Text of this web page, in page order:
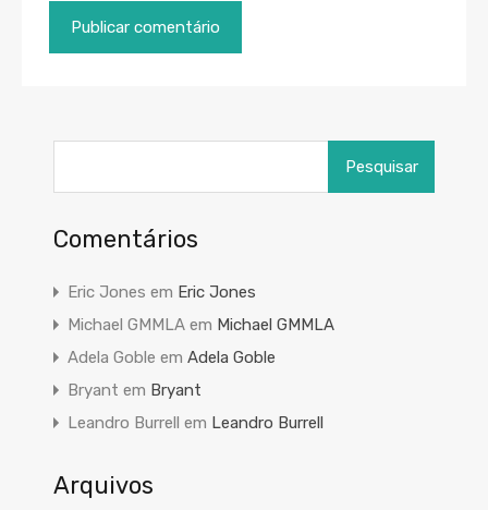
por:
Comentários
Eric Jones em Eric Jones
Michael GMMLA em Michael GMMLA
Adela Goble em Adela Goble
Bryant em Bryant
Leandro Burrell em Leandro Burrell
Arquivos